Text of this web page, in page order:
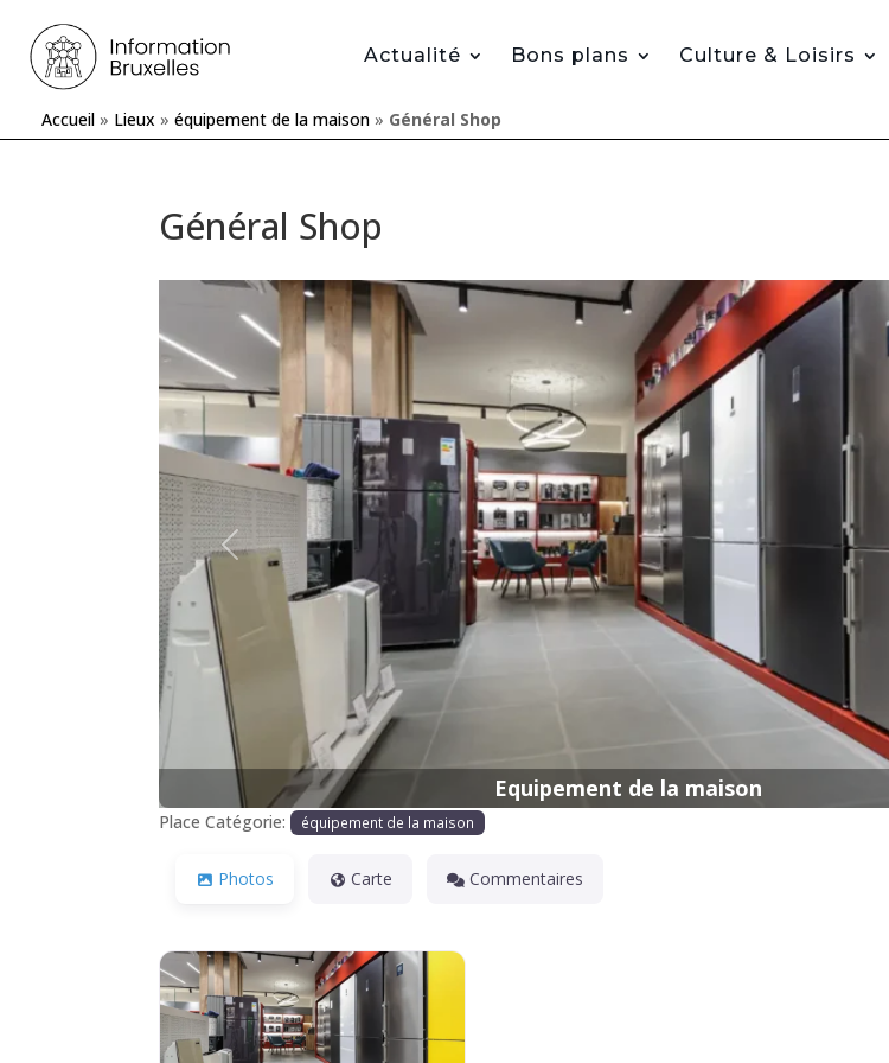
Actualité Bons plans Culture & Loisirs
Accueil » Lieux » équipement de la maison » Général Shop
Général Shop
Equipement de la maison
Précédente
Place Catégorie: équipement de la maison
Photos Carte Commentaires